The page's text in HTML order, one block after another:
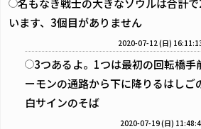
います、3個目がありません
2020-07-12 (日)
3つあるよ。1つは最初の回転橋
ーモンの通路から下に降りるはしご
白サインのそば
2020-07-19 (日)